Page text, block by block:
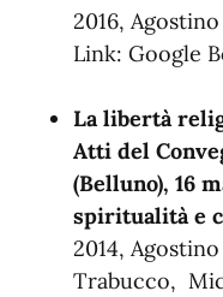
2016,
Link:Google
La libertà
Atti del
(Belluno), 16
spiritualità e
2014,
Trabucco,